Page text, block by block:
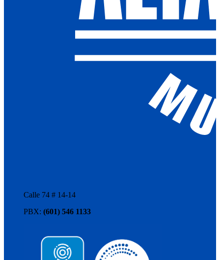
Calle 74 # 14-14
PBX: (601) 546 1133